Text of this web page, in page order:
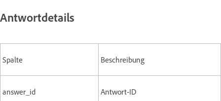
Antwortdetails
Spalte Beschreibung
answer_id Antwort-ID